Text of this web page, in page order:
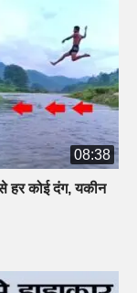
08:38
हर कोई दंग, यकीन